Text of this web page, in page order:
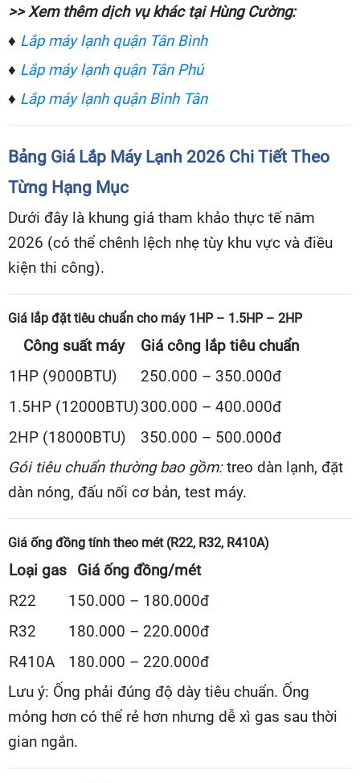
>> Xem thêm dịch vụ khác tại Hùng Cường:
♦ Lắp máy lạnh quận Tân Bình
♦ Lắp máy lạnh quận Tân Phú
♦ Lắp máy lạnh quận Bình Tân
Bảng Giá Lắp Máy Lạnh 2026 Chi Tiết Theo
Từng Hạng Mục
Dưới đây là khung giá tham khảo thực tế năm
2026 (có thể chênh lệch nhẹ tùy khu vực và điều
kiện thi công).
Giá lắp đặt tiêu chuẩn cho máy 1HP – 1.5HP – 2HP
Công suất máy
Giá công lắp tiêu chuẩn
1HP (9000BTU)
250.000 – 350.000đ
1.5HP (12000BTU)300.000 – 400.000đ
2HP (18000BTU)
350.000 – 500.000đ
Gói tiêu chuẩn thường bao gồm:treo dàn lạnh, đặt
dàn nóng, đấu nối cơ bản, test máy.
Giá ống đồng tính theo mét (R22, R32, R410A)
Loại gas
Giá ống đồng/mét
R22
150.000 – 180.000đ
R32
180.000 – 220.000đ
R410A
180.000 – 220.000đ
Lưu ý: Ống phải đúng độ dày tiêu chuẩn. Ống
mỏng hơn có thể rẻ hơn nhưng dễ xì gas sau thời
gian ngắn.